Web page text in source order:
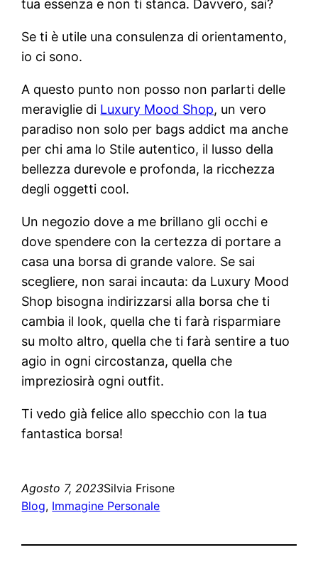
tua essenza e non ti stanca. Davvero, sai?
Se ti è utile una consulenza di orientamento,
io ci sono.
A questo punto non posso non parlarti delle
meraviglie di Luxury Mood Shop, un vero
paradiso non solo per bags addict ma anche
per chi ama lo Stile autentico, il lusso della
bellezza durevole e profonda, la ricchezza
degli oggetti cool.
Un negozio dove a me brillano gli occhi e
dove spendere con la certezza di portare a
casa una borsa di grande valore. Se sai
scegliere, non sarai incauta: da Luxury Mood
Shop bisogna indirizzarsi alla borsa che ti
cambia il look, quella che ti farà risparmiare
su molto altro, quella che ti farà sentire a tuo
agio in ogni circostanza, quella che
impreziosirà ogni outfit.
Ti vedo già felice allo specchio con la tua
fantastica borsa!
Agosto 7, 2023Silvia Frisone
Blog, Immagine Personale